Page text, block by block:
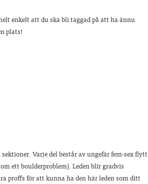
enkelt att du ska bli taggad på att ha ännu
plats!
Varje del består av ungefär fem-sex flytt
ett boulderproblem). Leden blir gradvis
proffs för att kunna ha den här leden som ditt